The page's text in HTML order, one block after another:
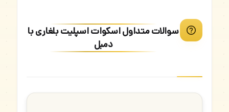
سوالات متداول اسکوات اسپلیت بلغاری با
دمبل